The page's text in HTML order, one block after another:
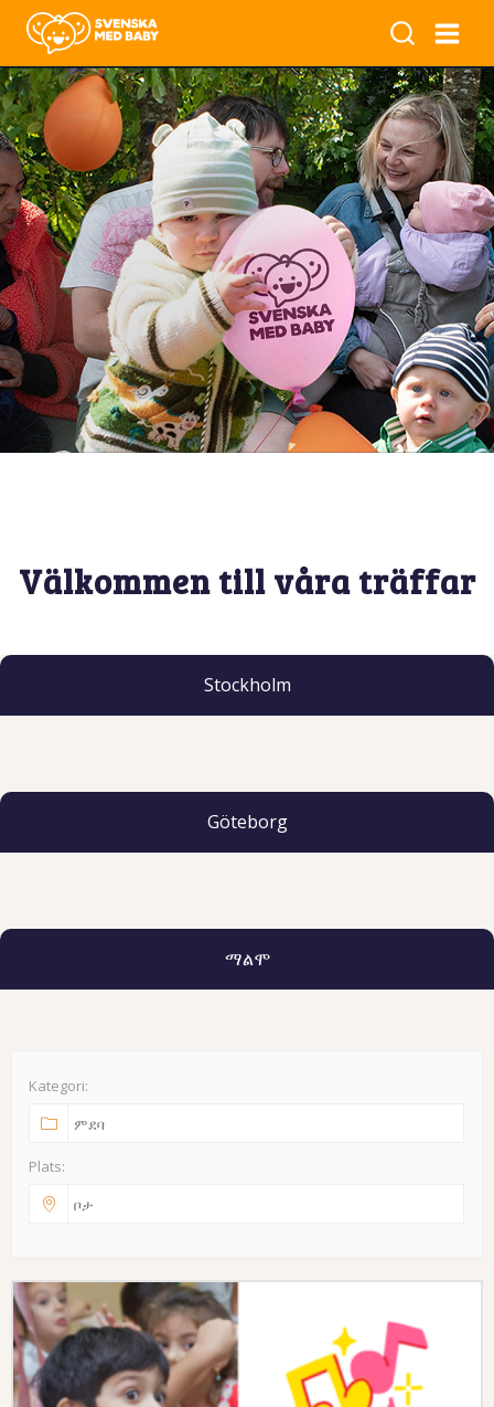
Välkommen till våra träffar
Stockholm
Göteborg
ማልሞ
Kategori:
Plats: